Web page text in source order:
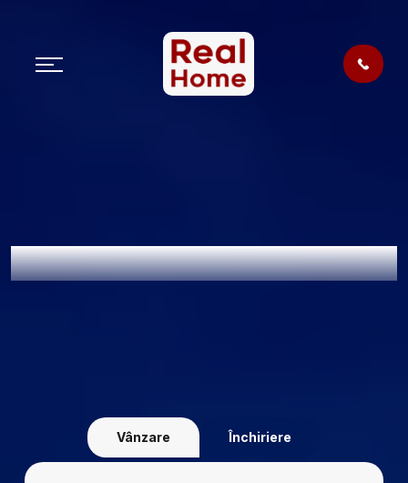
Vânzare Închiriere